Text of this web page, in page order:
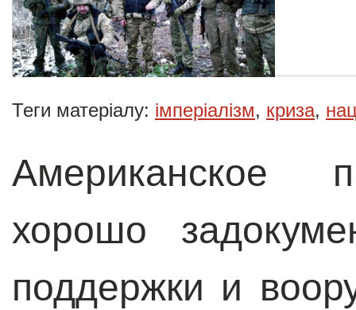
Теги матеріалу: імперіалізм, криза,
Американское
хорошо
поддержки и